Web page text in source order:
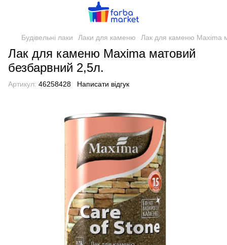
Будівельні лаки Лаки для каменю Лак для каменю Maxima
Лак для каменю Maxima матовий
безбарвний 2,5л.
Артикул: 46258428 Написати відгук